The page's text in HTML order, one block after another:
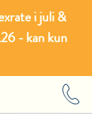
i juli &
- kan kun